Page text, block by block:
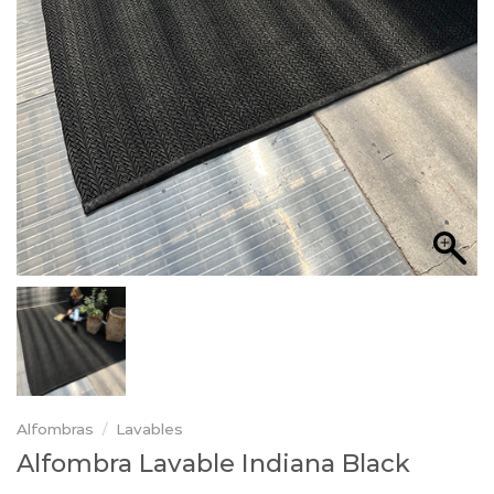
Alfombras / Lavables
Alfombra Lavable Indiana Black